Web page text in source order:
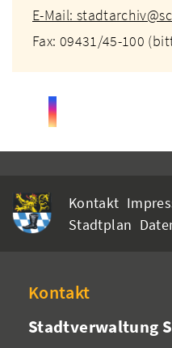
E-Mail:
Fax: 09431/45-100
Kontakt
Stadtplan
Kontakt
Stadtverwaltung